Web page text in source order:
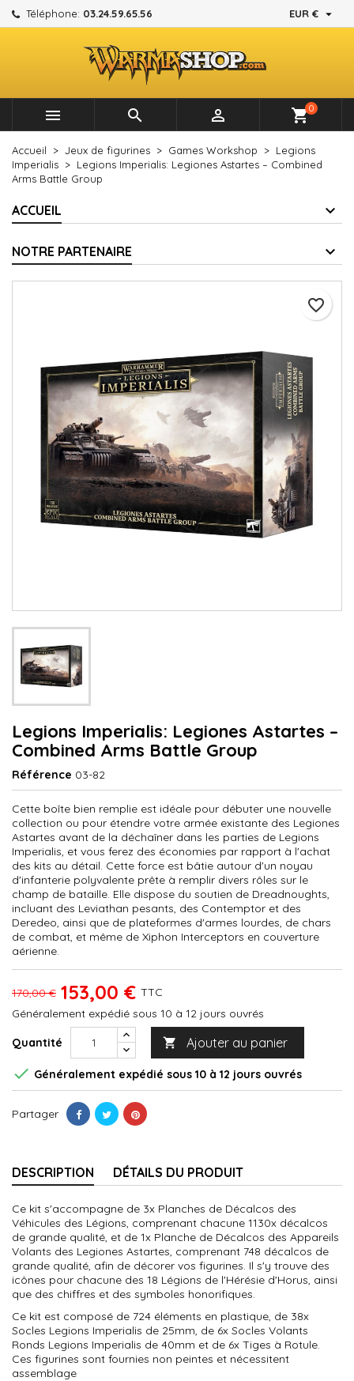
Téléphone: 03.24.59.65.56 EUR € 
   shopping_cart0
Accueil Jeux de figurines Games Workshop
Legions
Imperialis
Legions Imperialis: Legiones Astartes – Combined
Arms Battle Group
ACCUEIL
NOTRE PARTENAIRE
Legions Imperialis: Legiones Astartes –
Combined Arms Battle Group
Référence 03-82
Cette boîte bien remplie est idéale pour débuter une nouvelle
collection ou pour étendre votre armée existante des Legiones
Astartes avant de la déchaîner dans les parties de Legions
Imperialis, et vous ferez des économies par rapport à l'achat
des kits au détail. Cette force est bâtie autour d'un noyau
d'infanterie polyvalente prête à remplir divers rôles sur le
champ de bataille. Elle dispose du soutien de Dreadnoughts,
incluant des Leviathan pesants, des Contemptor et des
Deredeo, ainsi que de plateformes d'armes lourdes, de chars
de combat, et même de Xiphon Interceptors en couverture
aérienne.
170,00 € 153,00 € TTC
Généralement expédié sous 10 à 12 jours ouvrés
Quantité  Ajouter au panier
favorite_border
 Généralement expédié sous 10 à 12 jours ouvrés
Partager
DESCRIPTION DÉTAILS DU PRODUIT
Ce kit s'accompagne de 3x Planches de Décalcos des
Véhicules des Légions, comprenant chacune 1130x décalcos
de grande qualité, et de 1x Planche de Décalcos des Appareils
Volants des Legiones Astartes, comprenant 748 décalcos de
grande qualité, afin de décorer vos figurines. Il s'y trouve des
icônes pour chacune des 18 Légions de l'Hérésie d'Horus, ainsi
que des chiffres et des symboles honorifiques.
Ce kit est composé de 724 éléments en plastique, de 38x
Socles Legions Imperialis de 25mm, de 6x Socles Volants
Ronds Legions Imperialis de 40mm et de 6x Tiges à Rotule.
Ces figurines sont fournies non peintes et nécessitent
assemblage
Mes listes d'envies ×
Créer une nouvelle liste
Créer une liste d'envies ×
Nom de la liste d'envies
Annuler Créer une liste d'envies
Connexion ×
Vous devez être connecté pour ajouter des produits à
votre liste d'envies.